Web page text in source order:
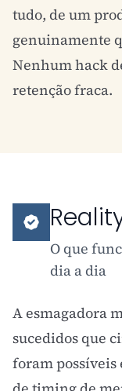
tudo, de um
genuinamente
Nenhum hack
retenção fraca.
O que
dia a dia
A esmagadora
sucedidos que
foram possíveis